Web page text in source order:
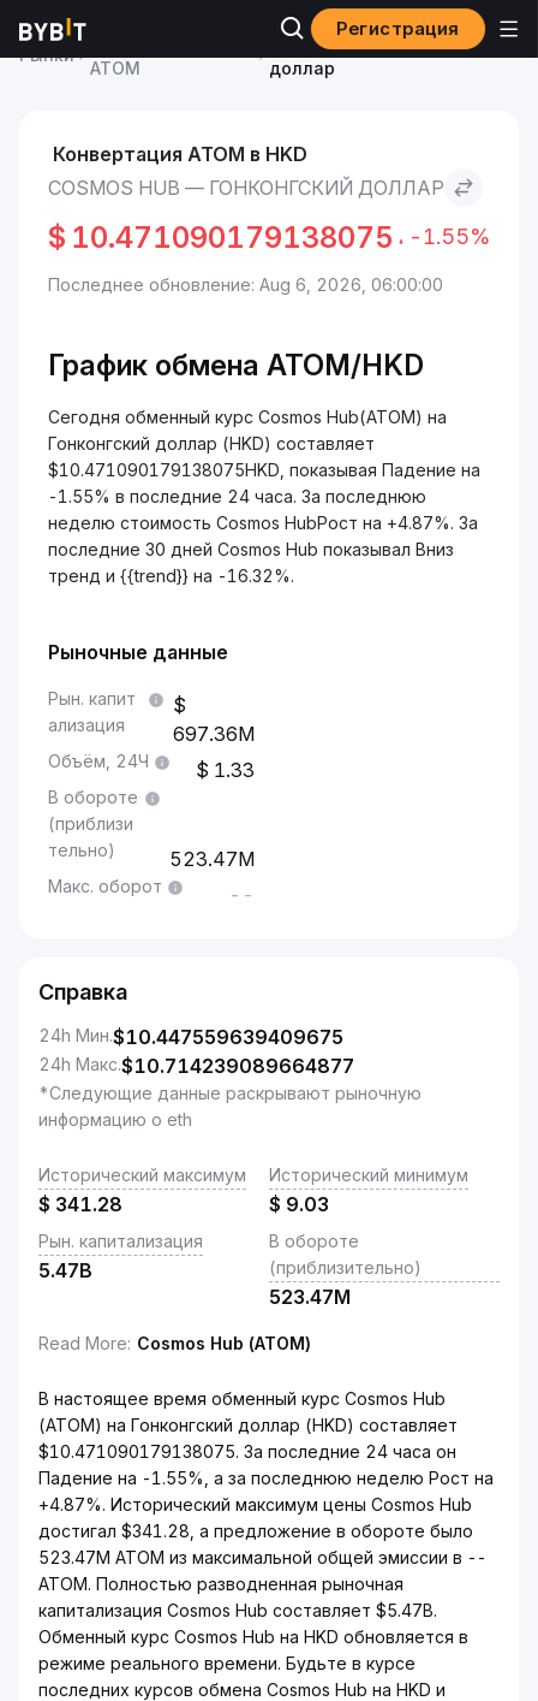
Регистрация
Рынки
ATOM
Cosmos Hub to Гонконгский
доллар
Конвертация ATOM в HKD
COSMOS HUB — ГОНКОНГСКИЙ ДОЛЛАР
$ 10.471090179138075 -1.55%
Последнее обновление: Aug 6, 2026, 06:00:00
График обмена ATOM/HKD
Сегодня обменный курс Cosmos Hub(ATOM) на
Гонконгский доллар (HKD) составляет
$10.471090179138075HKD, показывая Падение на
-1.55% в последние 24 часа. За последнюю
неделю стоимость Cosmos HubРост на +4.87%. За
последние 30 дней Cosmos Hub показывал Вниз
тренд и {{trend}} на -16.32%.
Рыночные данные
Рын. капит
ализация
697.36M
Объём, 24Ч 1.33
В обороте
(приблизи
тельно)
523.47M
Макс. оборот --
Справка
24h Мин.$10.447559639409675
24h Макс.$10.714239089664877
*Следующие данные раскрывают рыночную
информацию о eth
Исторический максимум
$ 341.28
Исторический минимум
$ 9.03
Рын. капитализация
5.47B
В обороте
(приблизительно)
523.47M
Read More: Cosmos Hub (ATOM)
В настоящее время обменный курс Cosmos Hub
(ATOM) на Гонконгский доллар (HKD) составляет
$10.471090179138075. За последние 24 часа он
Падение на -1.55%, а за последнюю неделю Рост на
+4.87%. Исторический максимум цены Cosmos Hub
достигал $341.28, а предложение в обороте было
523.47M ATOM из максимальной общей эмиссии в --
ATOM. Полностью разводненная рыночная
капитализация Cosmos Hub составляет $5.47B.
Обменный курс Cosmos Hub на HKD обновляется в
режиме реального времени. Будьте в курсе
последних курсов обмена Cosmos Hub на HKD и